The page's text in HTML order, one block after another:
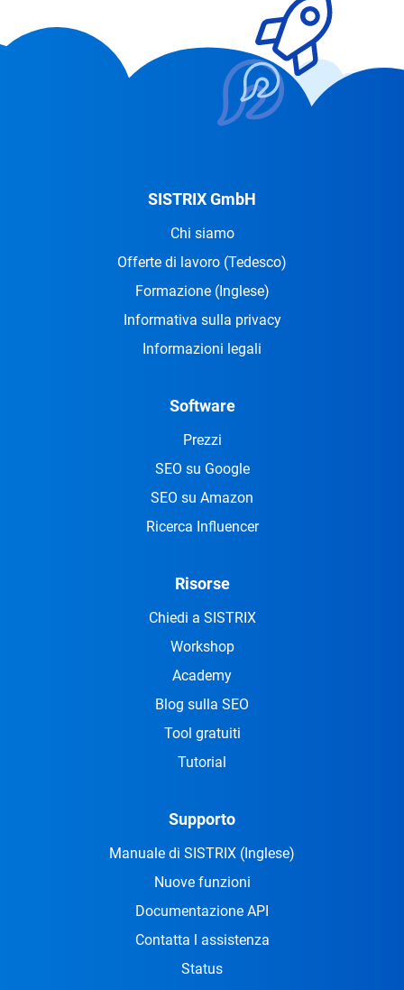
SISTRIX GmbH
Chi siamo
Offerte di lavoro (Tedesco)
Formazione (Inglese)
Informativa sulla privacy
Informazioni legali
Software
Prezzi
SEO su Google
SEO su Amazon
Ricerca Influencer
Risorse
Chiedi a SISTRIX
Workshop
Academy
Blog sulla SEO
Tool gratuiti
Tutorial
Supporto
Manuale di SISTRIX (Inglese)
Nuove funzioni
Documentazione API
Contatta l assistenza
Status